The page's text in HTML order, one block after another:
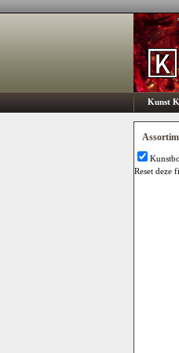
Kunst
Reset deze